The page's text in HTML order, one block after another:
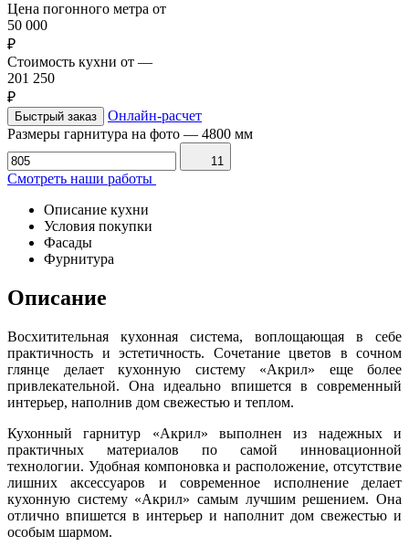
Цена погонного метра от
50 000
₽
Стоимость кухни от —
201 250
₽
Быстрый заказ
Онлайн-расчет
Размеры гарнитура на фото — 4800 мм
11
Смотреть наши работы
Описание кухни
Условия покупки
Фасады
Фурнитура
Описание
Восхитительная кухонная система, воплощающая в себе
практичность и эстетичность. Сочетание цветов в сочном
глянце делает кухонную систему «Акрил» еще более
привлекательной. Она идеально впишется в современный
интерьер, наполнив дом свежестью и теплом.
Кухонный гарнитур «Акрил» выполнен из надежных и
практичных материалов по самой инновационной
технологии. Удобная компоновка и расположение, отсутствие
лишних аксессуаров и современное исполнение делает
кухонную систему «Акрил» самым лучшим решением. Она
отлично впишется в интерьер и наполнит дом свежестью и
особым шармом.